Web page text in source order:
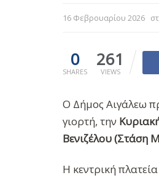
16 Φεβρουαρίου 2026
0
SHARES
261
VIEWS
Ο Δήμος Αιγάλεω
γιορτή, την
Βενιζέλου (Στάση
Η κεντρική